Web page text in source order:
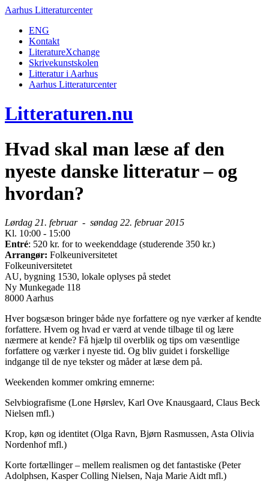
Aarhus Litteraturcenter
ENG
Kontakt
LiteratureXchange
Skrivekunstskolen
Litteratur i Aarhus
Aarhus Litteraturcenter
Litteraturen.nu
Hvad skal man læse af den
nyeste danske litteratur – og
hvordan?
Lørdag 21. februar - søndag 22. februar 2015
Kl. 10:00 - 15:00
Entré: 520 kr. for to weekenddage (studerende 350 kr.)
Arrangør: Folkeuniversitetet
Folkeuniversitetet
AU, bygning 1530, lokale oplyses på stedet
Ny Munkegade 118
8000 Aarhus
Hver bogsæson bringer både nye forfattere og nye værker af kendte
forfattere. Hvem og hvad er værd at vende tilbage til og lære
nærmere at kende? Få hjælp til overblik og tips om væsentlige
forfattere og værker i nyeste tid. Og bliv guidet i forskellige
indgange til de nye tekster og måder at læse dem på.
Weekenden kommer omkring emnerne:
Selvbiografisme (Lone Hørslev, Karl Ove Knausgaard, Claus Beck
Nielsen mfl.)
Krop, køn og identitet (Olga Ravn, Bjørn Rasmussen, Asta Olivia
Nordenhof mfl.)
Korte fortællinger – mellem realismen og det fantastiske (Peter
Adolphsen, Kasper Colling Nielsen, Naja Marie Aidt mfl.)